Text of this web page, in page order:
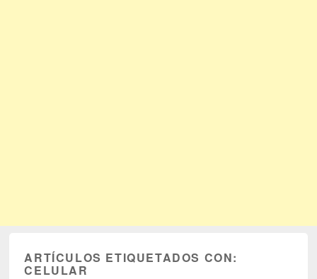
ARTÍCULOS ETIQUETADOS CON:
CELULAR